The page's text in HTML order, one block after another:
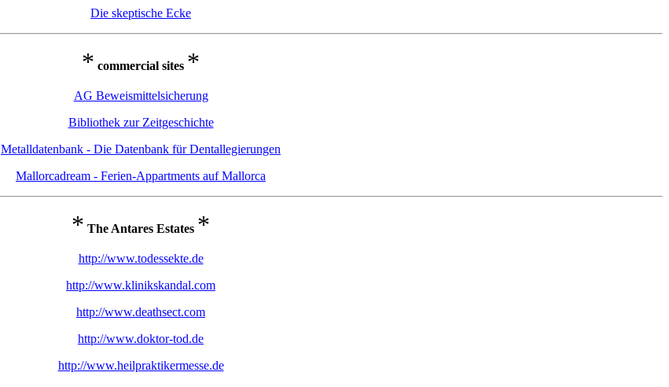
Die skeptische Ecke
* commercial sites *
AG Beweismittelsicherung
Bibliothek zur Zeitgeschichte
Metalldatenbank - Die Datenbank für Dentallegierungen
Mallorcadream - Ferien-Appartments auf Mallorca
* The Antares Estates *
http://www.todessekte.de
http://www.klinikskandal.com
http://www.deathsect.com
http://www.doktor-tod.de
http://www.heilpraktikermesse.de